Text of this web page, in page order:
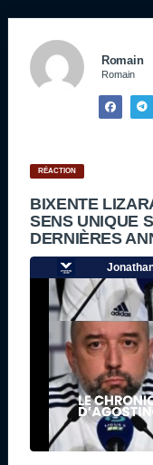
Romain
Romain
RÉACTION
BIXENTE
SENS UNIQUE
DERNIÈRES